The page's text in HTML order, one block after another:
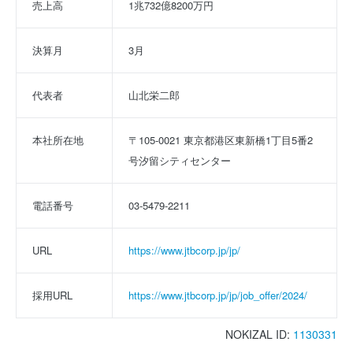
売上高 1兆732億8200万円
決算月 3月
代表者 山北栄二郎
本社所在地
〒105-0021 東京都港区東新橋1丁目5番2
号汐留シティセンター
電話番号 03-5479-2211
URL https://www.jtbcorp.jp/jp/
採用URL https://www.jtbcorp.jp/jp/job_offer/2024/
NOKIZAL ID: 1130331